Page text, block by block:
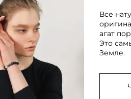
Все
агат
Это
Земле.